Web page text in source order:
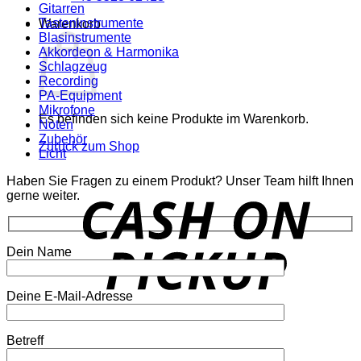
Warenkorb
Es befinden sich keine Produkte im Warenkorb.
Zurück zum Shop
Gitarren
Tasteninstrumente
Blasinstrumente
Akkordeon & Harmonika
Schlagzeug
Recording
PA-Equipment
Mikrofone
Noten
Zubehör
Licht
Haben Sie Fragen zu einem Produkt? Unser Team hilft Ihnen
gerne weiter.
Dein Name
Deine E-Mail-Adresse
Betreff